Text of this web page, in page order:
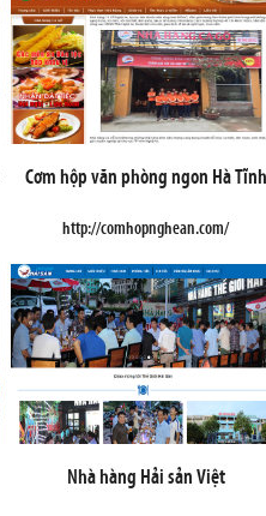
Cơm hộp văn phòng ngon Hà Tĩnh
http://comhopnghean.com/
Nhà hàng Hải sản Việt